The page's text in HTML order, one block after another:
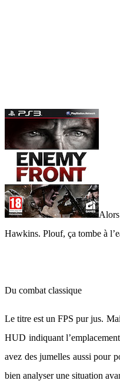
Hawkins. Plouf, ça tombe à
Du combat classique
Le titre est un FPS pur jus.
HUD indiquant
avez des jumelles aussi pour
bien analyser une situation